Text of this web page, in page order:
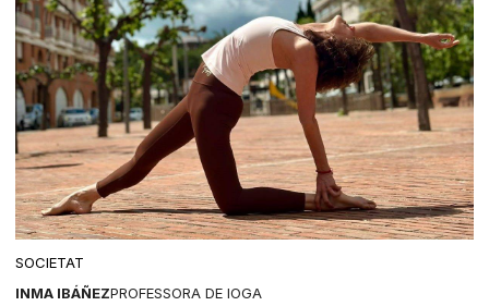
SOCIETAT
INMA IBÁÑEZPROFESSORA DE IOGA